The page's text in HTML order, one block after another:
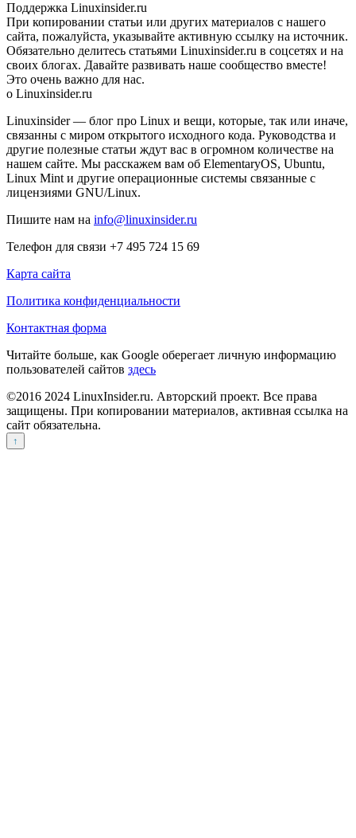
Поддержка Linuxinsider.ru
При копировании статьи или других материалов c нашего
сайта, пожалуйста, указывайте активную ссылку на источник.
Обязательно делитесь статьями Linuxinsider.ru в соцсетях и на
своих блогах. Давайте развивать наше сообщество вместе!
Это очень важно для нас.
о Linuxinsider.ru
Linuxinsider — блог про Linux и вещи, которые, так или иначе,
связанны с миром открытого исходного кода. Руководства и
другие полезные статьи ждут вас в огромном количестве на
нашем сайте. Мы расскажем вам об ElementaryOS, Ubuntu,
Linux Mint и другие операционные системы связанные с
лицензиями GNU/Linux.
Пишите нам на info@linuxinsider.ru
Телефон для связи +7 495 724 15 69
Карта сайта
Политика конфиденциальности
Контактная форма
Читайте больше, как Google оберегает личную информацию
пользователей сайтов здесь
©2016 2024 LinuxInsider.ru. Авторский проект. Все права
защищены. При копировании материалов, активная ссылка на
сайт обязательна.